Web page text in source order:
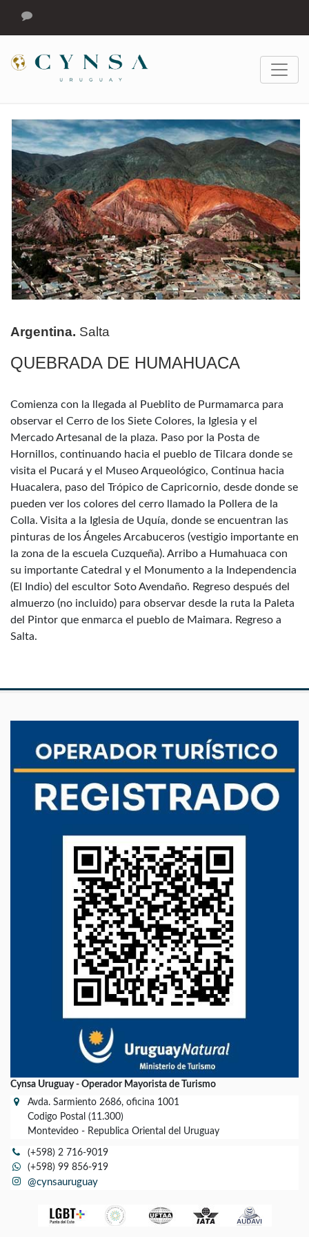
Argentina. Salta
QUEBRADA DE HUMAHUACA
Comienza con la llegada al Pueblito de Purmamarca para
observar el Cerro de los Siete Colores, la Iglesia y el
Mercado Artesanal de la plaza. Paso por la Posta de
Hornillos, continuando hacia el pueblo de Tilcara donde se
visita el Pucará y el Museo Arqueológico, Continua hacia
Huacalera, paso del Trópico de Capricornio, desde donde se
pueden ver los colores del cerro llamado la Pollera de la
Colla. Visita a la Iglesia de Uquía, donde se encuentran las
pinturas de los Ángeles Arcabuceros (vestigio importante en
la zona de la escuela Cuzqueña). Arribo a Humahuaca con
su importante Catedral y el Monumento a la Independencia
(El Indio) del escultor Soto Avendaño. Regreso después del
almuerzo (no incluido) para observar desde la ruta la Paleta
del Pintor que enmarca el pueblo de Maimara. Regreso a
Salta.
Cynsa Uruguay - Operador Mayorista de Turismo
Avda. Sarmiento 2686, oficina 1001
Codigo Postal (11.300)
Montevideo - Republica Oriental del Uruguay
(+598) 2 716-9019
(+598) 99 856-919
@cynsauruguay